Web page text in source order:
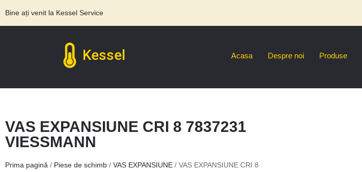
Bine ați venit la Kessel Service
Kessel Acasa Despre noi Produse
VAS EXPANSIUNE CRI 8 7837231
VIESSMANN
Prima pagină / Piese de schimb / VAS EXPANSIUNE / VAS EXPANSIUNE CRI 8